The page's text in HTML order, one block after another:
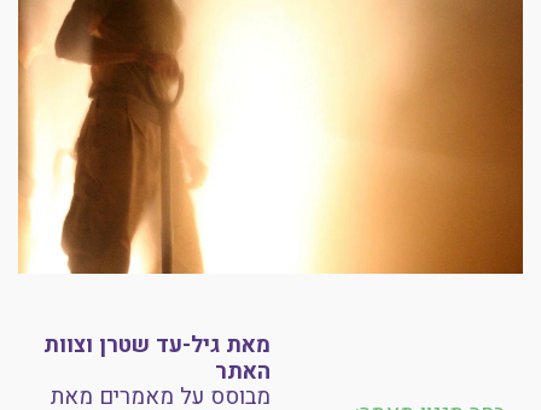
מאת גיל-עד שטרן וצוות
האתר
מבוסס על מאמרים מאת